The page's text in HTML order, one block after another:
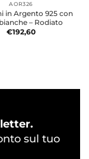
AOR326
in Argento 925 con
– Rodiato
€192,60
sul tuo